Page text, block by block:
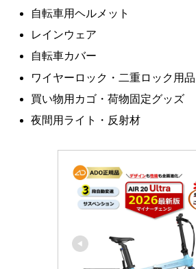
自転車用ヘルメット
レインウェア
自転車カバー
ワイヤーロック・二重ロック用品
買い物用カゴ・荷物固定グッズ
夜間用ライト・反射材